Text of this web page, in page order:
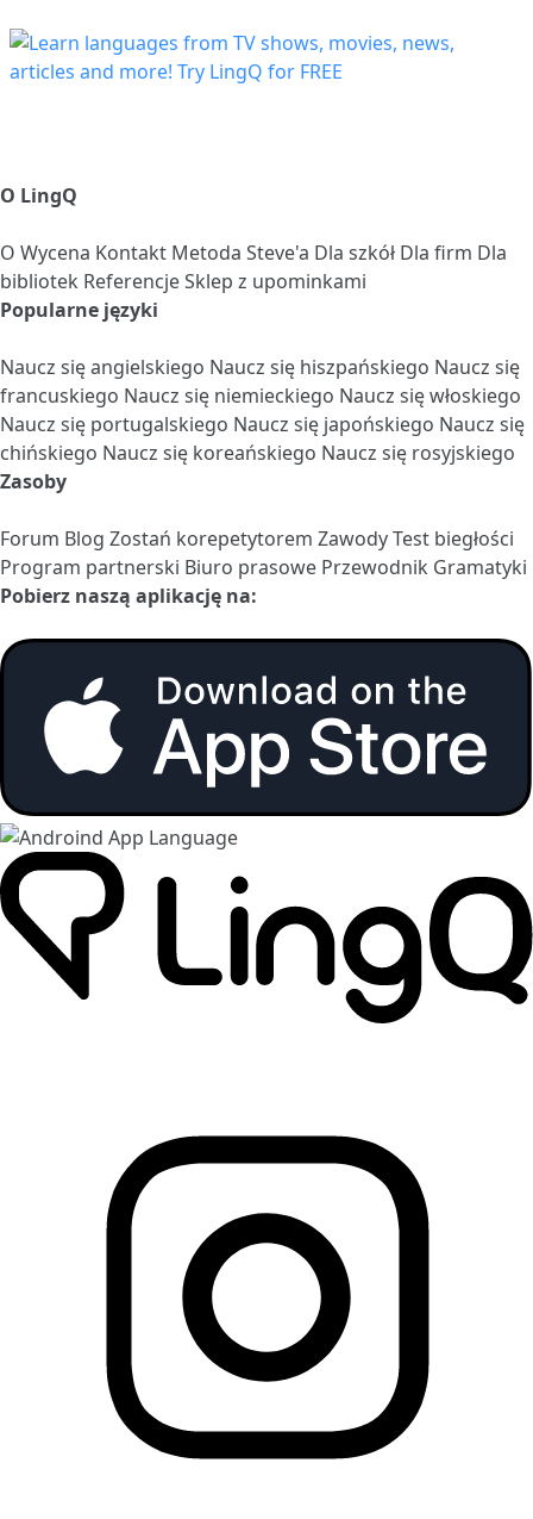
O LingQ
O Wycena Kontakt Metoda Steve'a Dla szkół Dla firm Dla
bibliotek ReferencjeSklep z upominkami
Popularne języki
Naucz się angielskiego Naucz się hiszpańskiego Naucz się
francuskiego Naucz się niemieckiego Naucz się włoskiego
Naucz się portugalskiego Naucz się japońskiego Naucz się
chińskiego Naucz się koreańskiego Naucz się rosyjskiego
Zasoby
Forum Blog Zostań korepetytorem ZawodyTest biegłości
Program partnerski Biuro prasowe Przewodnik Gramatyki
Pobierz naszą aplikację na: